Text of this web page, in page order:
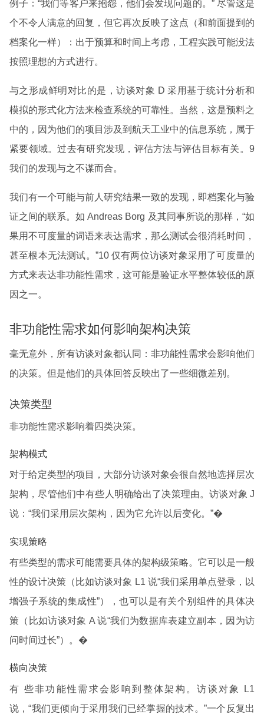
例子：“我们等客户来抱怨，他们会发现问题的。” 尽管这是
个不令人满意的回复，但它再次反映了这点（和前面提到的
档案化一样）：出于预算和时间上考虑，工程实践可能没法
按照理想的方式进行。
与之形成鲜明对比的是，访谈对象 D 采用基于统计分析和
模拟的形式化方法来检查系统的可靠性。当然，这是预料之
中的，因为他们的项目涉及到航天工业中的信息系统，属于
紧要领域。过去有研究发现，评估方法与评估目标有关。9
我们的发现与之不谋而合。
我们有一个可能与前人研究结果一致的发现，即档案化与验
证之间的联系。如 Andreas Borg 及其同事所说的那样，“如
果用不可度量的词语来表达需求，那么测试会很消耗时间，
甚至根本无法测试。”10 仅有两位访谈对象采用了可度量的
方式来表达非功能性需求，这可能是验证水平整体较低的原
因之一。
非功能性需求如何影响架构决策
毫无意外，所有访谈对象都认同：非功能性需求会影响他们
的决策。但是他们的具体回答反映出了一些细微差别。
决策类型
非功能性需求影响着四类决策。
架构模式
对于给定类型的项目，大部分访谈对象会很自然地选择层次
架构，尽管他们中有些人明确给出了决策理由。访谈对象 J
说：“我们采用层次架构，因为它允许以后变化。”�
实现策略
有些类型的需求可能需要具体的架构级策略。它可以是一般
性的设计决策（比如访谈对象 L1 说“我们采用单点登录，以
增强子系统的集成性”），也可以是有关个别组件的具体决
策（比如访谈对象 A 说“我们为数据库表建立副本，因为访
问时间过长”）。�
横向决策
有 些非功能性需求会影响到整体架构。访谈对象 L1
说，“我们更倾向于采用我们已经掌握的技术。”一个反复出